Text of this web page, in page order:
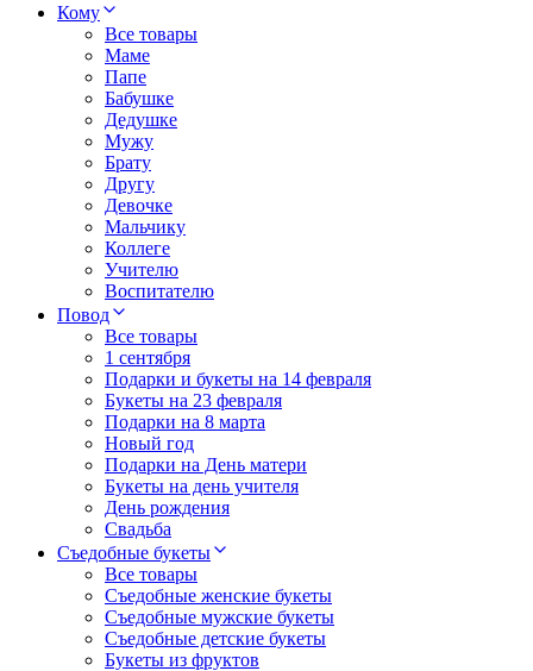
Кому
Все товары
Маме
Папе
Бабушке
Дедушке
Мужу
Брату
Другу
Девочке
Мальчику
Коллеге
Учителю
Воспитателю
Повод
Все товары
1 сентября
Подарки и букеты на 14 февраля
Букеты на 23 февраля
Подарки на 8 марта
Новый год
Подарки на День матери
Букеты на день учителя
День рождения
Свадьба
Съедобные букеты
Все товары
Съедобные женские букеты
Съедобные мужские букеты
Съедобные детские букеты
Букеты из фруктов